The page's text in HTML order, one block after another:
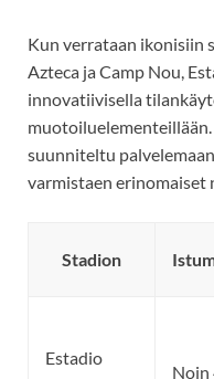
Kun verrataan ikonisiin
Azteca ja Camp Nou,
innovatiivisella
suunniteltu
varmistaen erinomaiset
Stadion
Estadio
Noin